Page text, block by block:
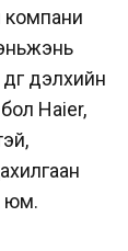
компани
дэлхийн
Haier,
юм.